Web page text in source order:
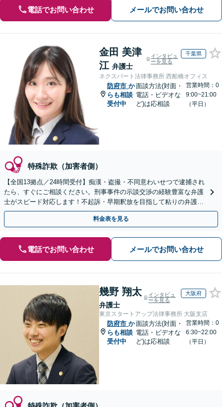
電話でお問い合わせ メールでお問い合わせ
金田 美津
江 弁護士
インタビュ
ーを見る
千葉県
ネクスパート法律事務所 西船橋オフィス
防府市 か
らも相談
受付中
面談方法(対面・
電話・ビデオな
ど)は応相談
営業時間：0
9:00~21:00
（平日）
特殊詐欺（加害者側）
【全国13拠点／24時間受付】痴漢・盗撮・不同意わいせつで逮捕され
たら、すぐにご相談ください。刑事事件の示談交渉の経験豊富な弁護
士がスピード対応します！不起訴・早期釈放を目指して粘りの弁護活
動を行います。
料金表を見る
電話でお問い合わせ メールでお問い合わせ
幾野 翔太
弁護士
インタビュ
ーを見る
大阪府
東京スタートアップ法律事務所 大阪支店
防府市 か
らも相談
受付中
面談方法(対面・
電話・ビデオな
ど)は応相談
営業時間：0
6:30~22:00
（平日）